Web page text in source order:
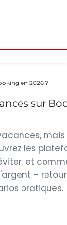
en 2026 ?
sur
mais
les
et
– retour
pratiques.